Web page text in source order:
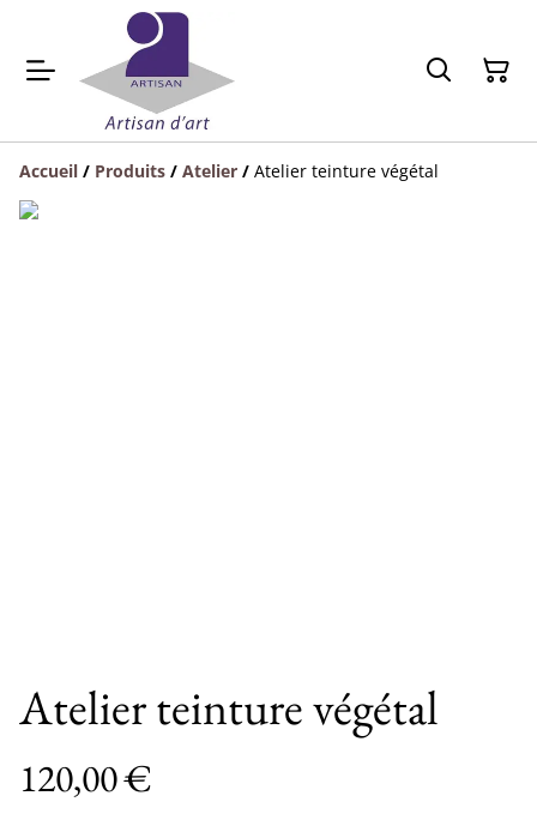
Accueil / Produits / Atelier / Atelier teinture végétal
Atelier teinture végétal
120,00 €